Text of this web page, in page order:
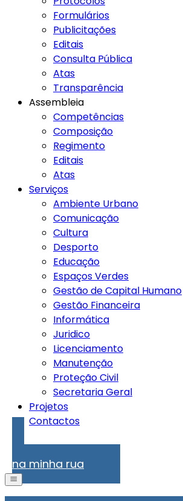
Formulários
Publicitações
Editais
Consulta Pública
Atas
Transparência
Assembleia
Competências
Composição
Regimento
Editais
Atas
Serviços
Ambiente Urbano
Comunicação
Cultura
Desporto
Educação
Espaços Verdes
Gestão de Capital Humano
Gestão Financeira
Informática
Juridico
Licenciamento
Manutenção
Proteção Civil
Secretaria Geral
Projetos
Contactos
na minha rua